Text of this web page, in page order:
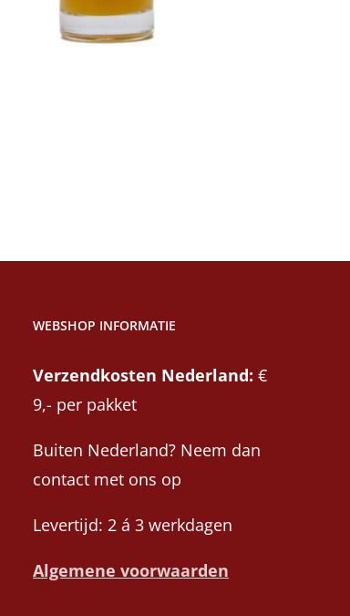
aan
WEBSHOP INFORMATIE
Verzendkosten Nederland: €
9,- per pakket
Buiten Nederland? Neem dan
contact met ons op
Levertijd: 2 á 3 werkdagen
Algemene voorwaarden